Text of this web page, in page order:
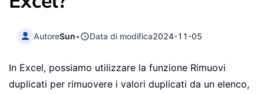
AutoreSun• Data di modifica2024-11-05
In Excel, possiamo utilizzare la funzione Rimuovi
duplicati per rimuovere i valori duplicati da un elenco,